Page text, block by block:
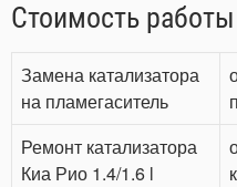
Стоимость работы
Замена катализатора
на пламегаситель
Ремонт катализатора
Киа Рио 1.4/1.6 l